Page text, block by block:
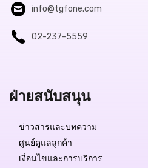
info@tgfone.com
02-237-5559
ฝ่ายสนับสนุน
ข่าวสารและบทความ
ศูนย์ดูแลลูกค้า
เงื่อนไขและการบริการ